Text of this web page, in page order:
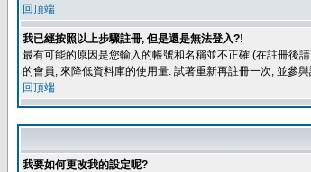
回頂端
我已經按照以上步驟註冊, 但是還是無法登入?!
最有可能的原因是您輸入的帳號和名稱並不正確 (在註冊後
的會員, 來降低資料庫的使用量. 試著重新再註冊一次, 並參
回頂端
我要如何更改我的設定呢?